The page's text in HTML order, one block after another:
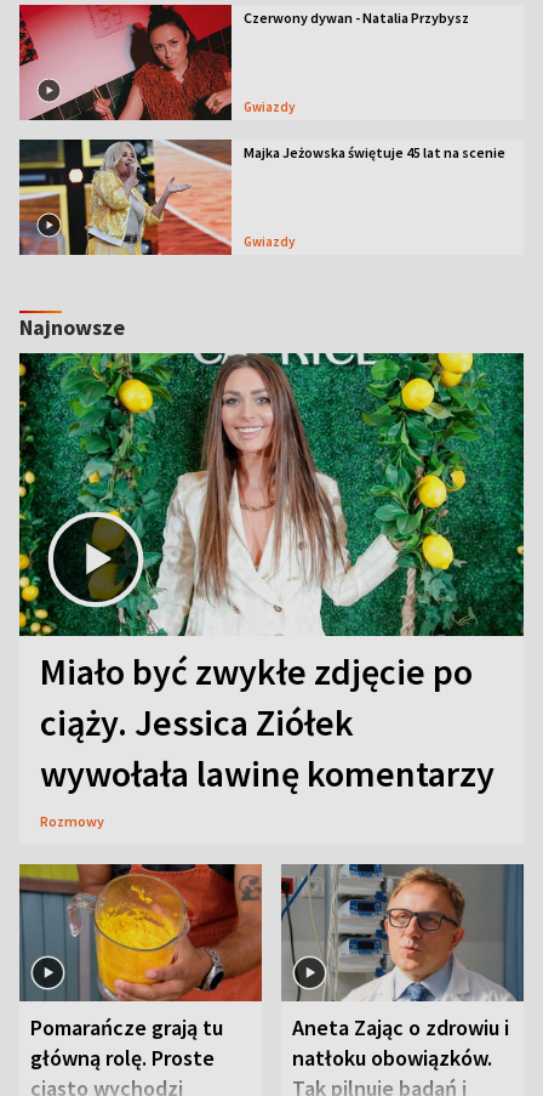
Czerwony dywan - Natalia Przybysz
Gwiazdy
Majka Jeżowska świętuje 45 lat na scenie
Gwiazdy
Najnowsze
Miało być zwykłe zdjęcie po
ciąży. Jessica Ziółek
wywołała lawinę komentarzy
Rozmowy
Pomarańcze grają tu
główną rolę. Proste
ciasto wychodzi
Aneta Zając o zdrowiu i
natłoku obowiązków.
Tak pilnuje badań i